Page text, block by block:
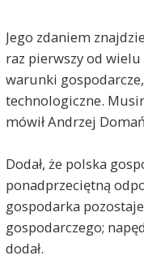
Jego zdaniem
raz pierwszy od
warunki
technologiczne.
mówił Andrzej
Dodał, że polska
ponadprzeciętną
gospodarka
gospodarczego;
dodał.